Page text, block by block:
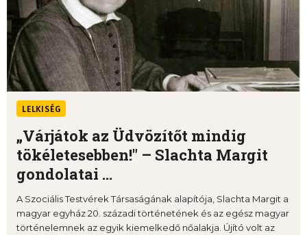
LELKISÉG
„Várjátok az Üdvözítőt mindig
tökéletesebben!" – Slachta Margit
gondolatai ...
A Szociális Testvérek Társaságának alapítója, Slachta Margit a
magyar egyház 20. századi történetének és az egész magyar
történelemnek az egyik kiemelkedő nőalakja. Újító volt az